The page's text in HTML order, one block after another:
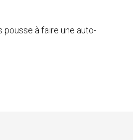
pousse à faire une auto-